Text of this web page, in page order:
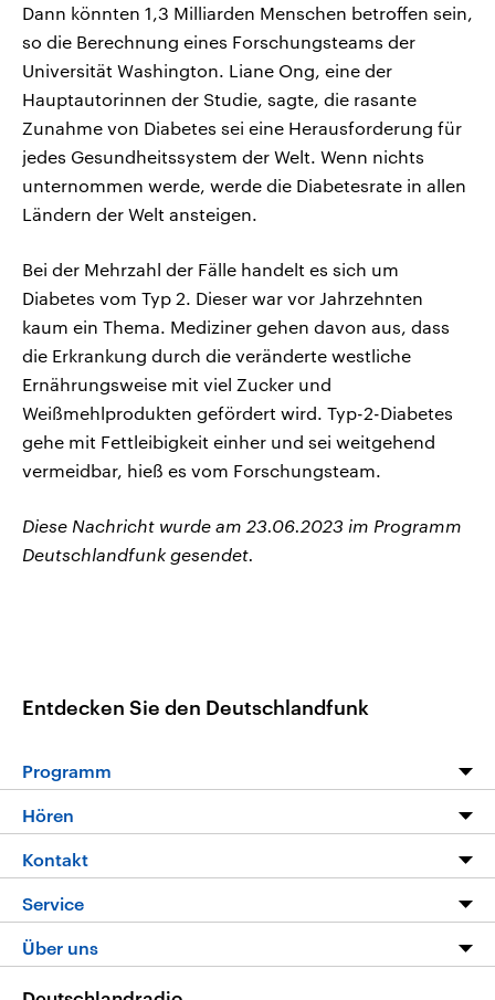
Dann könnten 1,3 Milliarden Menschen betroffen sein,
so die Berechnung eines Forschungsteams der
Universität Washington. Liane Ong, eine der
Hauptautorinnen der Studie, sagte, die rasante
Zunahme von Diabetes sei eine Herausforderung für
jedes Gesundheitssystem der Welt. Wenn nichts
unternommen werde, werde die Diabetesrate in allen
Ländern der Welt ansteigen.
Bei der Mehrzahl der Fälle handelt es sich um
Diabetes vom Typ 2. Dieser war vor Jahrzehnten
kaum ein Thema. Mediziner gehen davon aus, dass
die Erkrankung durch die veränderte westliche
Ernährungsweise mit viel Zucker und
Weißmehlprodukten gefördert wird. Typ-2-Diabetes
gehe mit Fettleibigkeit einher und sei weitgehend
vermeidbar, hieß es vom Forschungsteam.
Diese Nachricht wurde am 23.06.2023 im Programm
Deutschlandfunk gesendet.
Entdecken Sie den Deutschlandfunk
Programm
Programm
Die Nachrichten
Nachrichtenleicht
Neue Beiträge auf dlf.de
Hören
Livestream
Podcasts
Deutschlandfunk App
Nachrichten App
Kontakt
Hörerservice
Service
FAQ
Über uns